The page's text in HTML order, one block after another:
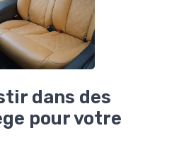
dans des
pour votre